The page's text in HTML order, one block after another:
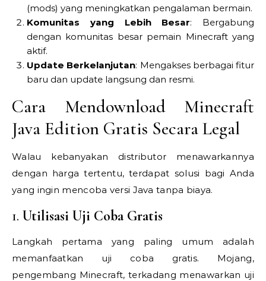
(mods) yang meningkatkan pengalaman bermain.
Komunitas yang Lebih Besar: Bergabung
dengan komunitas besar pemain Minecraft yang
aktif.
Update Berkelanjutan: Mengakses berbagai fitur
baru dan update langsung dan resmi.
Cara Mendownload Minecraft
Java Edition Gratis Secara Legal
Walau kebanyakan distributor menawarkannya
dengan harga tertentu, terdapat solusi bagi Anda
yang ingin mencoba versi Java tanpa biaya.
1. Utilisasi Uji Coba Gratis
Langkah pertama yang paling umum adalah
memanfaatkan uji coba gratis. Mojang,
pengembang Minecraft, terkadang menawarkan uji